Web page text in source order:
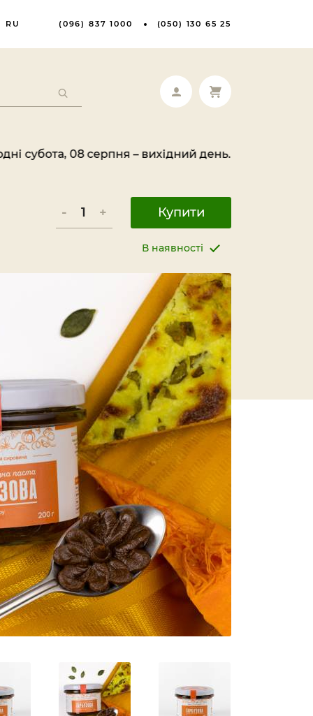
RU (096) 837 1000 (050) 130 65 25
08 серпня – вихідний день. Ваше замовлення буде
- + Купити
В наявності